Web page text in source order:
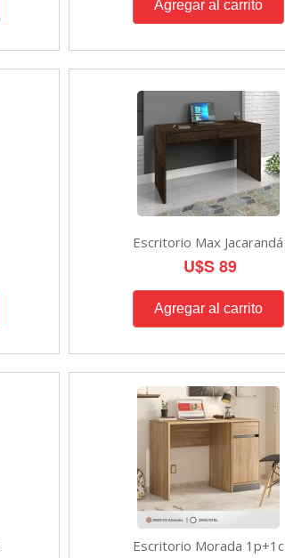
Escritorio Max Jacarandá
U$S 89
Escritorio Morada 1p+1c